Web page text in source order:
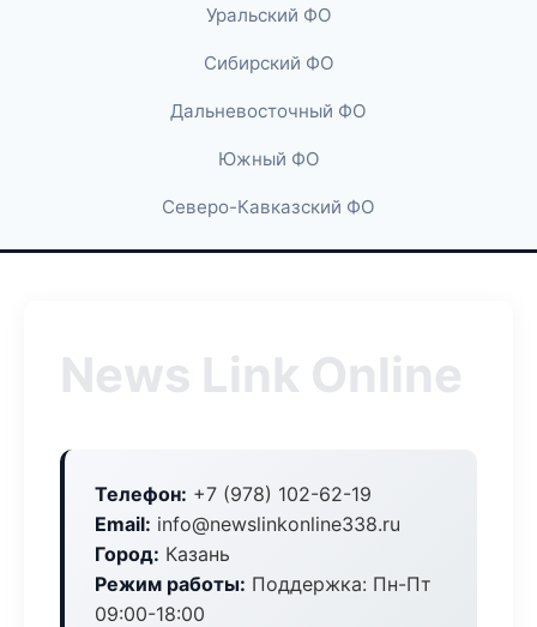
Уральский ФО
Сибирский ФО
Дальневосточный ФО
Южный ФО
Северо-Кавказский ФО
News Link Online
Телефон: +7 (978) 102-62-19
Email: info@newslinkonline338.ru
Город: Казань
Режим работы: Поддержка: Пн-Пт
09:00-18:00